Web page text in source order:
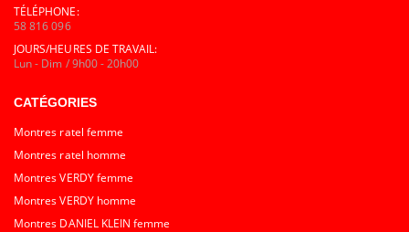
TÉLÉPHONE:
58 816 096
JOURS/HEURES DE TRAVAIL:
Lun - Dim / 9h00 - 20h00
CATÉGORIES
Montres ratel femme
Montres ratel homme
Montres VERDY femme
Montres VERDY homme
Montres DANIEL KLEIN femme